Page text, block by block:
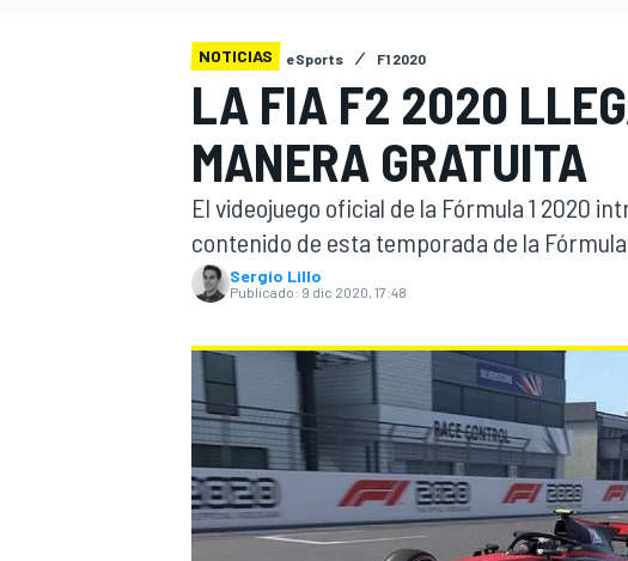
WEC FÓRMULA E
NOTICIAS eSports F1 2020
LA FIA F2 2020
MANERA GRATUITA
El videojuego oficial de la Fórmula 1 2020
contenido de esta temporada de la Fórmula
Sergio Lillo
Publicado: 9 dic 2020, 17:48